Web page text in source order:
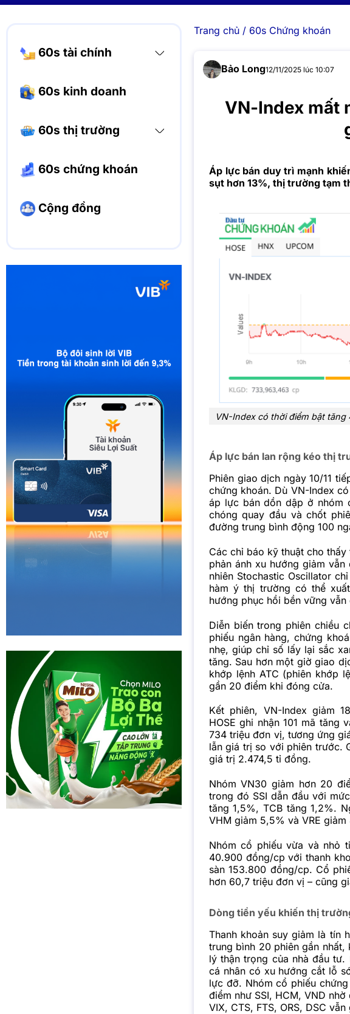
60s tài chính
60s kinh doanh
60s thị trường
60s chứng khoán
Cộng đồng
Trang chủ/ 60s Chứng khoán
Bảo Long12/11/2025 lúc 10:07
VN-Index mất
Áp lực bán duy trì mạnh
sụt hơn 13%, thị trường tạm
VN-Index có thời điểm bật
Áp lực bán lan rộng kéo thị
Phiên giao dịch ngày 10/11
chứng khoán. Dù VN-Index
áp lực bán dồn dập ở nhóm
chóng quay đầu và chốt
đường trung bình động 100
Các chỉ báo kỹ thuật cho
phản ánh xu hướng giảm
nhiên Stochastic Oscillator
hàm ý thị trường có thể
hướng phục hồi bền vững
Diễn biến trong phiên chiều
phiếu ngân hàng, chứng
nhẹ, giúp chỉ số lấy lại sắc
tăng. Sau hơn một giờ giao
khớp lệnh ATC (phiên khớp
gần 20 điểm khi đóng cửa.
Kết phiên, VN-Index giảm
HOSE ghi nhận 101 mã
734 triệu đơn vị, tương ứng
lẫn giá trị so với phiên trước.
giá trị 2.474,5 tỉ đồng.
Nhóm VN30 giảm hơn 20
trong đó SSI dẫn đầu với
tăng 1,5%, TCB tăng 1,2%.
VHM giảm 5,5% và VRE
Nhóm cổ phiếu vừa và nhỏ
40.900 đồng/cp với thanh
sàn 153.800 đồng/cp. Cổ
hơn 60,7 triệu đơn vị – cũng
Dòng tiền yếu khiến thị
Thanh khoản suy giảm là tín
trung bình 20 phiên gần
lý thận trọng của nhà đầu
cá nhân có xu hướng cắt lỗ
lực đỡ. Nhóm cổ phiếu
điểm như SSI, HCM, VND
VIX, CTS, FTS, ORS, DSC